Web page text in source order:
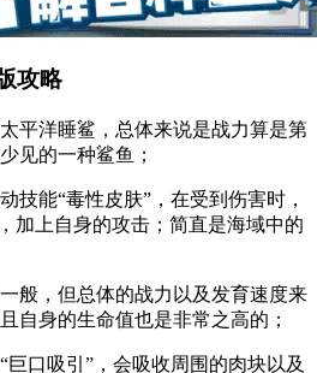
攻略
平洋睡鲨，总体来说是战力算是第
见的一种鲨鱼；
技能“毒性皮肤”，在受到伤害时，
加上自身的攻击；简直是海域中的
般，但总体的战力以及发育速度来
自身的生命值也是非常之高的；
口吸引”，会吸收周围的肉块以及